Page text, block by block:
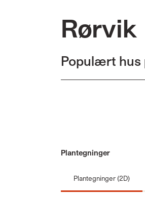
Rørvik
Populært hus
Plantegninger
Plantegninger (2D)